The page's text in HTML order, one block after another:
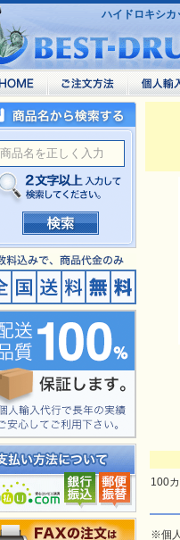
ハイドロキシ
100
※個